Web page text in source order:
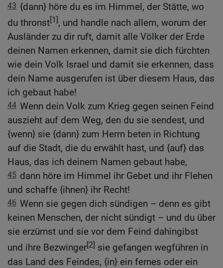
43 {dann} höre du es im Himmel, der Stätte, wo
du thronst[1], und handle nach allem, worum der
Ausländer zu dir ruft, damit alle Völker der Erde
deinen Namen erkennen, damit sie dich fürchten
wie dein Volk Israel und damit sie erkennen, dass
dein Name ausgerufen ist über diesem Haus, das
ich gebaut habe!
44 Wenn dein Volk zum Krieg gegen seinen Feind
auszieht auf dem Weg, den du sie sendest, und
{wenn} sie {dann} zum Herrn beten in Richtung
auf die Stadt, die du erwählt hast, und {auf} das
Haus, das ich deinem Namen gebaut habe,
45 dann höre im Himmel ihr Gebet und ihr Flehen
und schaffe {ihnen} ihr Recht!
46 Wenn sie gegen dich sündigen – denn es gibt
keinen Menschen, der nicht sündigt – und du über
sie erzürnst und sie vor dem Feind dahingibst
und ihre Bezwinger[2] sie gefangen wegführen in
das Land des Feindes, {in} ein fernes oder ein